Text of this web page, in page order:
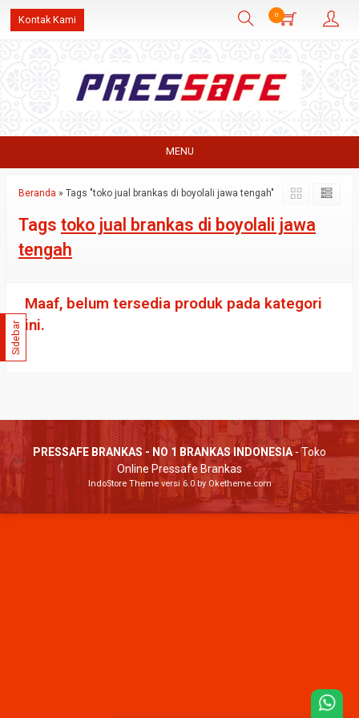
Kontak Kami 0
MENU
Beranda » Tags "toko jual brankas di boyolali jawa tengah"
Tags toko jual brankas di boyolali jawa
tengah
Maaf, belum tersedia produk pada kategori
ini.
Sidebar
PRESSAFE BRANKAS - NO 1 BRANKAS INDONESIA- Toko
Online Pressafe Brankas
IndoStore Themeversi 6.0 by Oketheme.com